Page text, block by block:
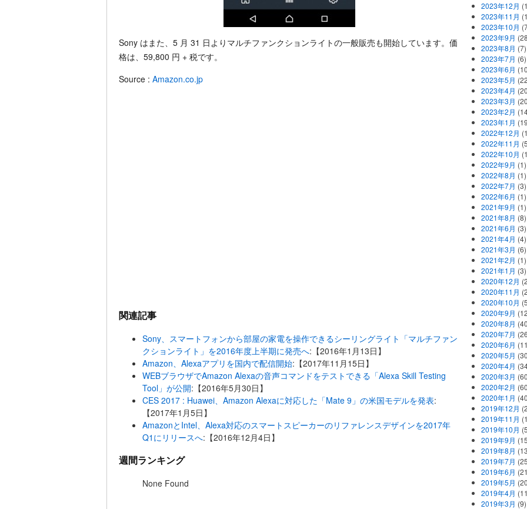
Sony はまた、5 月 31 日よりマルチファンクションライトの一般販売も開始しています。価
格は、59,800 円 + 税です。
Source : Amazon.co.jp
関連記事
Sony、スマートフォンから部屋の家電を操作できるシーリングライト「マルチファン
クションライト」を2016年度上半期に発売へ:【2016年1月13日】
Amazon、Alexaアプリを国内で配信開始:【2017年11月15日】
WEBブラウザでAmazon Alexaの音声コマンドをテストできる「Alexa Skill Testing
Tool」が公開:【2016年5月30日】
CES 2017 : Huawei、Amazon Alexaに対応した「Mate 9」の米国モデルを発表:
【2017年1月5日】
AmazonとIntel、Alexa対応のスマートスピーカーのリファレンスデザインを2017年
Q1にリリースへ:【2016年12月4日】
週間ランキング
None Found
2023年12月
2023年11月
2023年10月
2023年9月
2023年8月 (7)
2023年7月 (6)
2023年6月
2023年5月
2023年4月
2023年3月
2023年2月
2023年1月
2022年12月
2022年11月
2022年10月
2022年9月 (1)
2022年8月 (1)
2022年7月 (3)
2022年6月 (1)
2021年9月 (1)
2021年8月 (8)
2021年6月 (3)
2021年4月 (4)
2021年3月 (6)
2021年2月 (1)
2021年1月 (3)
2020年12月
2020年11月
2020年10月
2020年9月
2020年8月
2020年7月
2020年6月
2020年5月
2020年4月
2020年3月
2020年2月
2020年1月
2019年12月
2019年11月
2019年10月
2019年9月
2019年8月
2019年7月
2019年6月
2019年5月
2019年4月
2019年3月 (9)